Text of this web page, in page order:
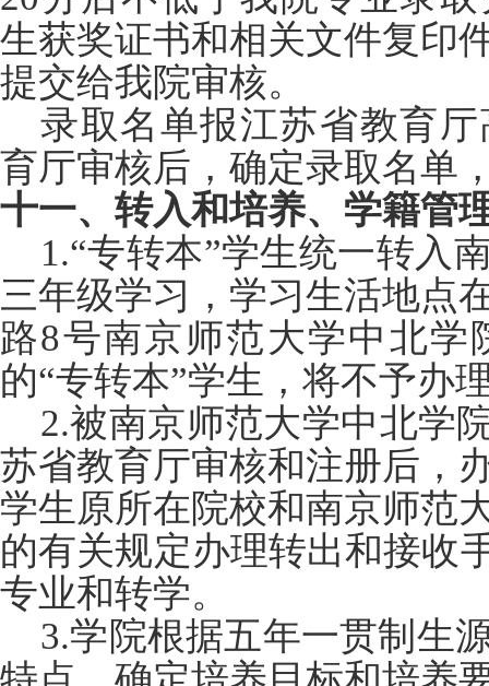
生获奖证书和相关文件复印
提交给我院审核。
录取名单报江苏省教育
育厅审核后，确定录取名单
十一、转入和培养、学籍管
1.“专转本”学生统一转入
三年级学习，学习生活地点
路8号南京师范大学中北
的“专转本”学生，将不予办
2.被南京师范大学中北学
苏省教育厅审核和注册后，
学生原所在院校和南京师范
的有关规定办理转出和接收
专业和转学。
3.学院根据五年一贯制生